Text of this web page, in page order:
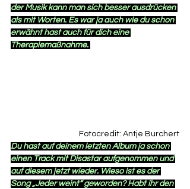
der Musik kann man sich besser ausdrücken
als mit Worten. Es war ja auch wie du schon
erwähnt hast auch für dich eine
Therapiemaßnahme.
Fotocredit: Antje Burchert
Du hast auf deinem letzten Album ja schon
einen Track mit Disastar aufgenommen und
auf diesem jetzt wieder. Wieso ist es der
Song „Jeder weint“ geworden? Habt ihr den